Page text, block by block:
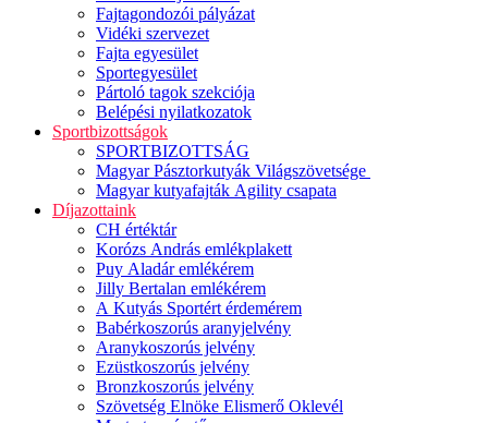
Fajtagondozói pályázat
Vidéki szervezet
Fajta egyesület
Sportegyesület
Pártoló tagok szekciója
Belépési nyilatkozatok
Sportbizottságok
SPORTBIZOTTSÁG
Magyar Pásztorkutyák Világszövetsége
Magyar kutyafajták Agility csapata
Díjazottaink
CH értéktár
Korózs András emlékplakett
Puy Aladár emlékérem
Jilly Bertalan emlékérem
A Kutyás Sportért érdemérem
Babérkoszorús aranyjelvény
Aranykoszorús jelvény
Ezüstkoszorús jelvény
Bronzkoszorús jelvény
Szövetség Elnöke Elismerő Oklevél